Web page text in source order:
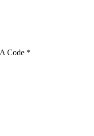
Code *